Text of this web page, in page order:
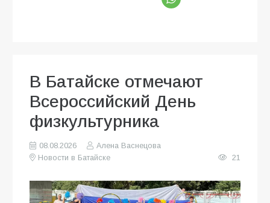
В Батайске отмечают
Всероссийский День
физкультурника
08.08.2026
Алена Васнецова
Новости в Батайске
21